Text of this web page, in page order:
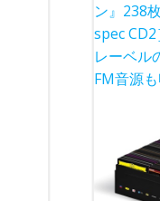
ン』238
spec
レーベル
FM音源も